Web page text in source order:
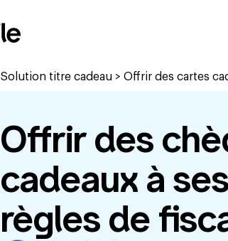
Solution titre cadeau > Offrir des cartes
Offrir des
cadeaux à
règles de